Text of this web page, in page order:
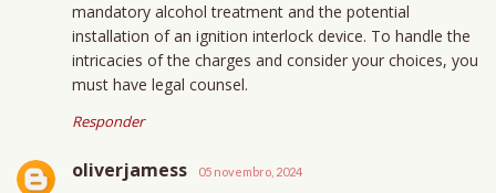
mandatory alcohol treatment and the potential
installation of an ignition interlock device. To handle the
intricacies of the charges and consider your choices, you
must have legal counsel.
Responder
oliverjamess 05 novembro, 2024